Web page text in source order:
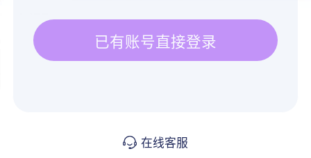
已有账号直接登录
在线客服